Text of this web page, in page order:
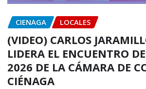
CIENAGA LOCALES
(VIDEO) CARLOS
LIDERA EL ENCUENTRO
2026 DE LA CÁMARA DE
CIÉNAGA